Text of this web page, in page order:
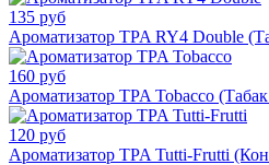
135 руб
Ароматизатор TPA RY4 Double
160 руб
Ароматизатор TPA Tobacco
120 руб
Ароматизатор TPA Tutti-Frutti